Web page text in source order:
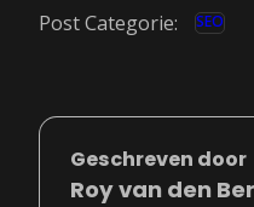
Post Categorie: SEO
Geschreven door
Roy van den